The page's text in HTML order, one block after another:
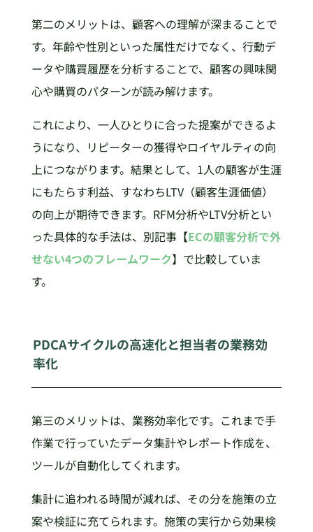
第二のメリットは、顧客への理解が深まることで
す。年齢や性別といった属性だけでなく、行動デ
ータや購買履歴を分析することで、顧客の興味関
心や購買のパターンが読み解けます。
これにより、一人ひとりに合った提案ができるよ
うになり、リピーターの獲得やロイヤルティの向
上につながります。結果として、1人の顧客が生涯
にもたらす利益、すなわちLTV（顧客生涯価値）
の向上が期待できます。RFM分析やLTV分析とい
った具体的な手法は、別記事【ECの顧客分析で外
せない4つのフレームワーク】で比較していま
す。
PDCAサイクルの高速化と担当者の業務効
率化
第三のメリットは、業務効率化です。これまで手
作業で行っていたデータ集計やレポート作成を、
ツールが自動化してくれます。
集計に追われる時間が減れば、その分を施策の立
案や検証に充てられます。施策の実行から効果検